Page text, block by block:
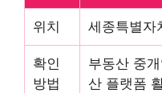
위치 세종특별자
확인
방법
부동산 중
산 플랫폼